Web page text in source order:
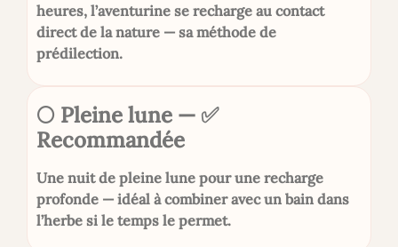
heures, l’aventurine se recharge au contact
direct de la nature — sa méthode de
prédilection.
🌕 Pleine lune — ✅
Recommandée
Une nuit de pleine lune pour une recharge
profonde — idéal à combiner avec un bain dans
l’herbe si le temps le permet.